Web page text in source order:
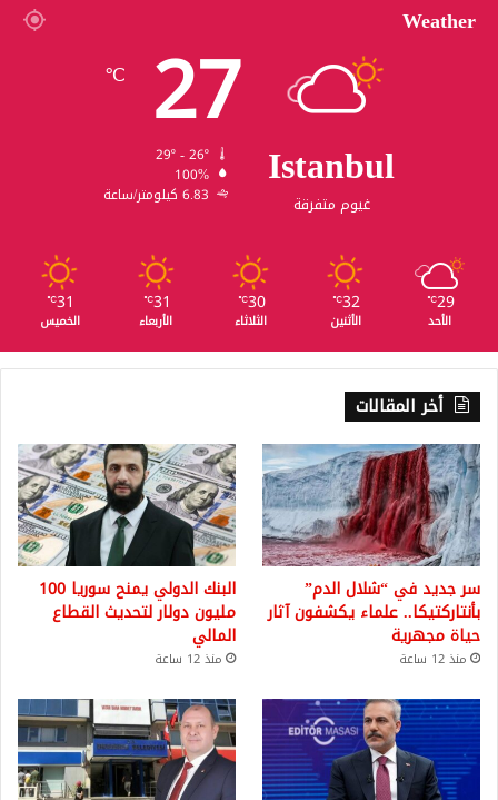
Weather
Istanbul
غيوم متفرقة
27
℃
100%
6.83 كيلومتر/ساعة
29
℃
الأحد
32
℃
الأثنين
30
℃
الثلاثاء
31
℃
الأربعاء
31
℃
الخميس
أخر المقالات
سر جديد في “شلال الدم”
بأنتاركتيكا.. علماء يكشفون آثار
حياة مجهرية
منذ 12 ساعة
البنك الدولي يمنح سوريا 100
مليون دولار لتحديث القطاع
المالي
منذ 12 ساعة